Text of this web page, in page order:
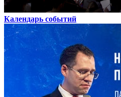
Календарь событий